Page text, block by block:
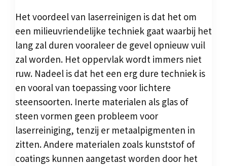
Het voordeel van laserreinigen is dat het om
een milieuvriendelijke techniek gaat waarbij het
lang zal duren vooraleer de gevel opnieuw vuil
zal worden. Het oppervlak wordt immers niet
ruw. Nadeel is dat het een erg dure techniek is
en vooral van toepassing voor lichtere
steensoorten. Inerte materialen als glas of
steen vormen geen probleem voor
laserreiniging, tenzij er metaalpigmenten in
zitten. Andere materialen zoals kunststof of
coatings kunnen aangetast worden door het